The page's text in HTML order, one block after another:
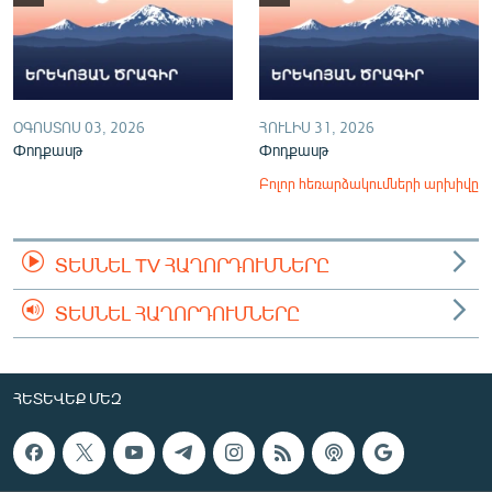
ՕԳՈՍՏՈՍ 03, 2026
Փոդքասթ
ՀՈՒԼԻՍ 31, 2026
Փոդքասթ
Բոլոր հեռարձակումների արխիվը
ՏԵՍՆԵԼ TV ՀԱՂՈՐԴՈՒՄՆԵՐԸ
ՏԵՍՆԵԼ ՀԱՂՈՐԴՈՒՄՆԵՐԸ
ՀԵՏԵՎԵՔ ՄԵԶ